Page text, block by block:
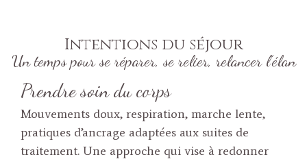
Intentions du séjour
Un temps pour se réparer, se relier, relancer l’élan
Prendre soin du corps
Mouvements doux, respiration, marche lente,
pratiques d’ancrage adaptées aux suites de
traitement. Une approche qui vise à redonner